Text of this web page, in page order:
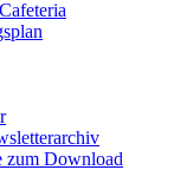
zum Download